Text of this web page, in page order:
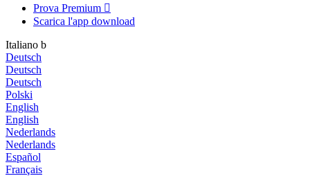
Prova Premium 
Scarica l'app download
Italiano b
Deutsch
Deutsch
Deutsch
Polski
English
English
Nederlands
Nederlands
Español
Français